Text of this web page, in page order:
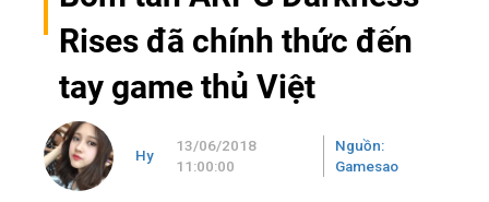
Rises đã chính thức đến
tay game thủ Việt
Hy
13/06/2018
11:00:00
Nguồn:
Gamesao